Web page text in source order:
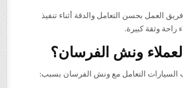
العمل بحسن التعامل والدقة أثناء تنفيذ
راحة وثقة كبيرة.
ونش الفرسان؟
السيارات التعامل مع ونش الفرسان بسبب: